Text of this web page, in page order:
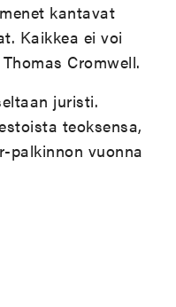
kantavat
Kaikkea ei voi
Cromwell.
juristi.
teoksensa,
palkinnon vuonna